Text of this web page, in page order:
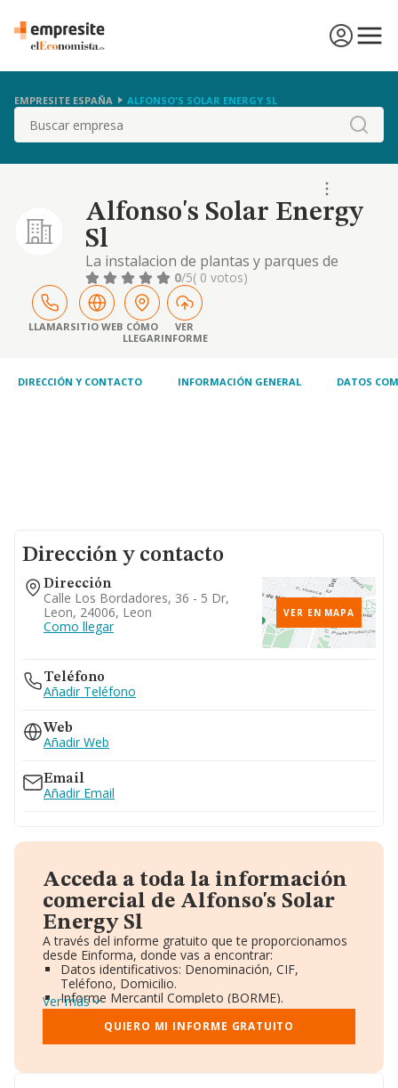
EMPRESITE ESPAÑA ALFONSO'S SOLAR ENERGY SL
Buscar
Alfonso's Solar Energy
Sl
La instalacion de plantas y parques de
energia fotovoltaica y cualquier otro tipo de
energias. la produccion y comercializacion de
energia fotovoltaica y cualquier otro tipo de
energias. alquiler de locales industriales,
0/5( 0 votos)
LLAMARSITIO WEB CÓMO
LLEGAR
VER
INFORME
DIRECCIÓN Y CONTACTO INFORMACIÓN GENERAL DATOS
Dirección y contacto
Dirección
Calle Los Bordadores, 36 - 5 Dr,
Leon, 24006, Leon
Como llegar
VER EN MAPA
Teléfono
Añadir Teléfono
Web
Añadir Web
Email
Añadir Email
Acceda a toda la información
comercial de Alfonso's Solar
Energy Sl
A través del informe gratuito que te proporcionamos
desde Einforma, donde vas a encontrar:
Datos identificativos: Denominación, CIF,
Teléfono, Domicilio.
Informe Mercantil Completo (BORME).
Gráficos de Evolución Ventas y Empleados.
Consejo de Administración y Administradores.
Directivos y Ejecutivos.
Ver más
QUIERO MI INFORME GRATUITO